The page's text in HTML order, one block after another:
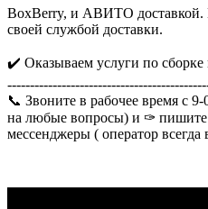
BoxBerry, и АВИТО доставкой.
своей службой доставки.
✔️ Оказываем услуги по
📞 Звоните в рабочее время с
на любые вопросы) и ✑ пишите
мессенджеры ( оператор всегда